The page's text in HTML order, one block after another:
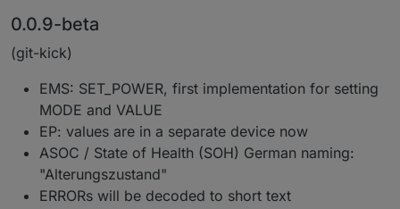
0.0.9-beta
(git-kick)
EMS: SET_POWER, first implementation for setting
MODE and VALUE
EP: values are in a separate device now
ASOC / State of Health (SOH) German naming:
"Alterungszustand"
ERRORs will be decoded to short text